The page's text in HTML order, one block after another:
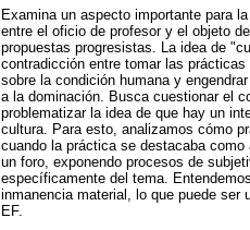
Examina un aspecto importante para
entre el oficio de profesor y el objeto
propuestas progresistas. La idea de
contradicción entre tomar las
sobre la condición humana y
a la dominación. Busca cuestionar el
problematizar la idea de que hay un
cultura. Para esto, analizamos cómo
cuando la práctica se destacaba
un foro, exponendo procesos de
específicamente del tema.
inmanencia material, lo que puede ser
EF.